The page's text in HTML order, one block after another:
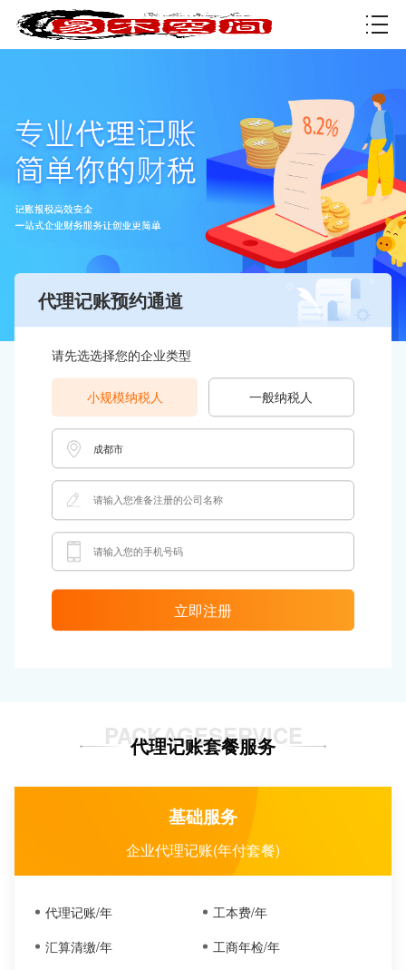
资质许可
代理记账预约通道
请先选选择您的企业类型
小规模纳税人 一般纳税人
立即注册
PACKAGESERVICE
代理记账套餐服务
基础服务
企业代理记账(年付套餐)
代理记账/年
工本费/年
汇算清缴/年
工商年检/年